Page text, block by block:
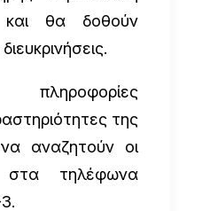
θα δοθούν
πληροφορίες
της
αναζητούν οι
στα τηλέφωνα